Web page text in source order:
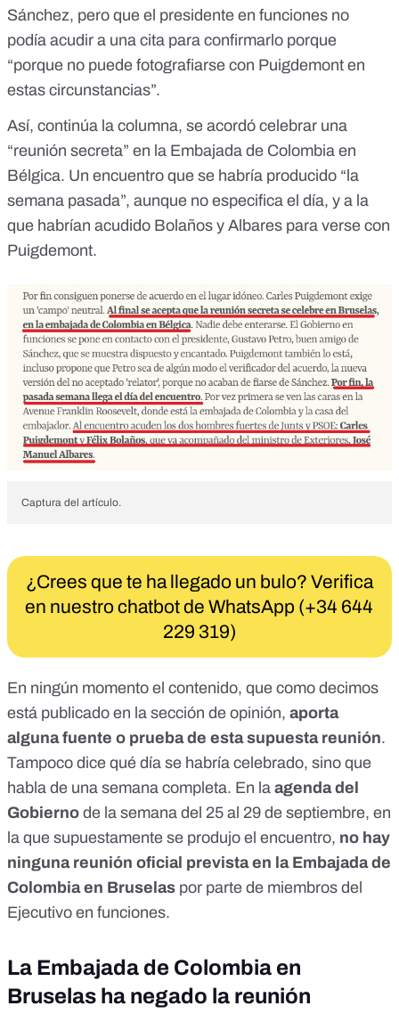
Sánchez, pero que el presidente en funciones no
podía acudir a una cita para confirmarlo porque
“porque no puede fotografiarse con Puigdemont en
estas circunstancias”.
Así, continúa la columna, se acordó celebrar una
“reunión secreta” en la Embajada de Colombia en
Bélgica. Un encuentro que se habría producido “la
semana pasada”, aunque no especifica el día, y a la
que habrían acudido Bolaños y Albares para verse con
Puigdemont.
Captura del artículo.
¿Crees que te ha llegado un bulo? Verifica
en nuestro chatbot de WhatsApp (+34 644
229 319)
En ningún momento el contenido, que como decimos
está publicado en la sección de opinión, aporta
alguna fuente o prueba de esta supuesta reunión.
Tampoco dice qué día se habría celebrado, sino que
habla de una semana completa. En la agenda del
Gobierno de la semana del 25 al 29 de septiembre, en
la que supuestamente se produjo el encuentro, no hay
ninguna reunión oficial prevista en la Embajada de
Colombia en Bruselas por parte de miembros del
Ejecutivo en funciones.
La Embajada de Colombia en
Bruselas ha negado la reunión